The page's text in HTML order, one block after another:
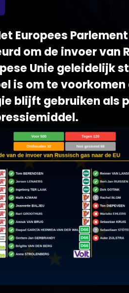
Europees
om de invoer van
Unie geleidelijk
is om te
blijft gebruiken als